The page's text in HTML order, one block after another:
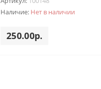
Наличие: Нет в наличии
250.00р.